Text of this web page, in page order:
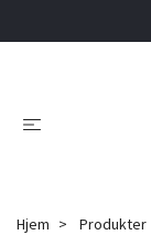
Hjem Produkter